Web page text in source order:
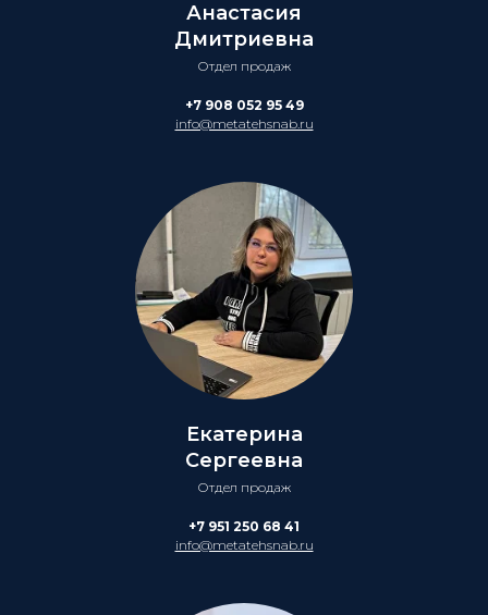
Анастасия
Дмитриевна
Отдел продаж
+7 908 052 95 49
info@metatehsnab.ru
Екатерина
Сергеевна
Отдел продаж
+7 951 250 68 41
info@metatehsnab.ru